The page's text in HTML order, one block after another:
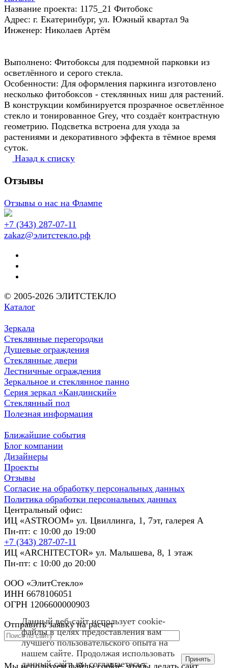
Название проекта: 1175_21 Фитобокс
Адрес: г. Екатеринбург, ул. Южный квартал 9а
Инженер: Николаев Артём
Выполнено: Фитобоксы для подземной парковки из
осветлённого и серого стекла.
Особенности: Для оформления паркинга изготовлено
несколько фитобоксов - стеклянных ниш для растений.
В конструкции комбинируется прозрачное осветлённое
стекло и тонированное Grey, что создаёт контрастную
геометрию. Подсветка встроена для ухода за
растениями и декоративного эффекта в тёмное время
суток.
Назад к списку
Отзывы
Отзывы о нас на Флампе
+7 (343) 287-07-11
zakaz@элитстекло.рф
© 2005-2026 ЭЛИТСТЕКЛО
Каталог
Зеркала
Стеклянные перегородки
Душевые ограждения
Стеклянные двери
Лестничные ограждения
Зеркальное и стеклянное панно
Серия зеркал «Кандинский»
Стеклянный пол
Полезная информация
Ближайшие события
Блог компании
Дизайнеры
Проекты
Отзывы
Согласие на обработку персональных данных
Политика обработки персональных данных
Центральный офис:
ИЦ «ASTROOM» ул. Цвиллинга, 1, 7эт, галерея А
Пн-пт: с 10:00 до 19:00
+7 (343) 287-07-11
ИЦ «ARCHITECTOR» ул. Малышева, 8, 1 этаж
Пн-пт: с 10:00 до 20:00
ООО «ЭлитСтекло»
ИНН 6678106051
ОГРН 1206600000903
Отправить заявку на расчет
Мы используем файлы cookie, чтобы делать сайт
Данный веб-сайт использует cookie-
файлы в целях предоставления вам
лучшего пользовательского опыта на
нашем сайте. Продолжая использовать
данный сайт, вы соглашаетесь с
Принять